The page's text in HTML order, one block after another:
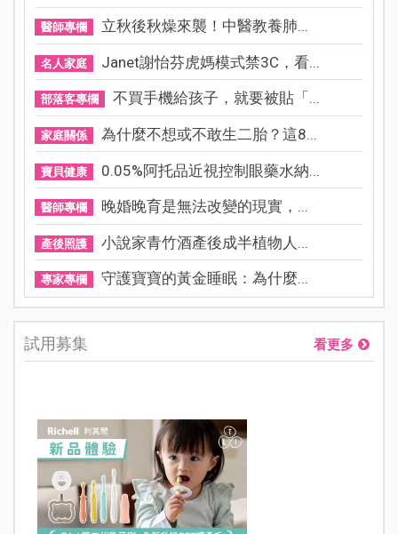
醫師專欄 立秋後秋燥來襲！中醫教養肺...
名人家庭 Janet謝怡芬虎媽模式禁3C，看...
部落客專欄 不買手機給孩子，就要被貼「...
家庭關係 為什麼不想或不敢生二胎？這8...
寶貝健康 0.05%阿托品近視控制眼藥水納...
醫師專欄 晚婚晚育是無法改變的現實，...
產後照護 小說家青竹酒產後成半植物人...
專家專欄 守護寶寶的黃金睡眠：為什麼...
試用募集 看更多